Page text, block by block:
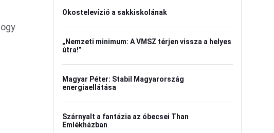
Okostelevízió a sakkiskolának
„Nemzeti minimum: A VMSZ térjen vissza a helyes
útra!”
Magyar Péter: Stabil Magyarország
energiaellátása
Szárnyalt a fantázia az óbecsei Than
Emlékházban